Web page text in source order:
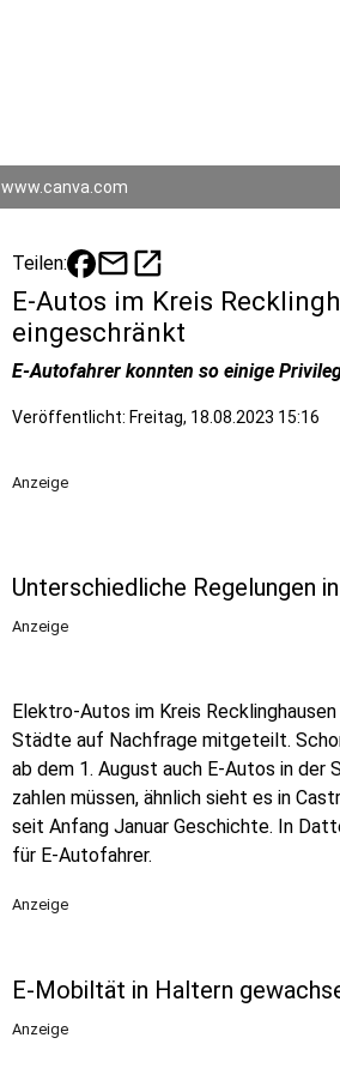
www.canva.com
Teilen: mailopen_in_new
E-Autos im Kreis
eingeschränkt
E-Autofahrer konnten so einige
Veröffentlicht: Freitag, 18.08.2023 15:16
Anzeige
Unterschiedliche Regelungen
Anzeige
Elektro-Autos im Kreis
Städte auf Nachfrage mitgeteilt.
ab dem 1. August auch E-Autos in
zahlen müssen, ähnlich sieht es in
seit Anfang Januar Geschichte. In
für E-Autofahrer.
Anzeige
E-Mobiltät in Haltern
Anzeige